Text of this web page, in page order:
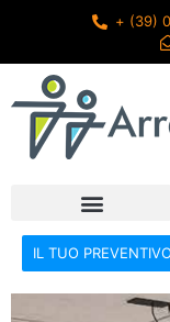
+ (39)
IL TUO PREVENTIVO